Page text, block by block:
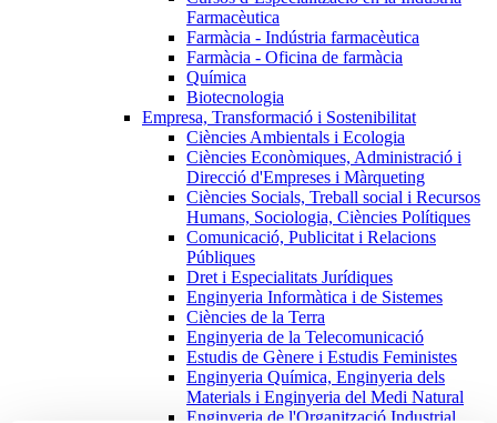
Farmacèutica
Farmàcia - Indústria farmacèutica
Farmàcia - Oficina de farmàcia
Química
Biotecnologia
Empresa, Transformació i Sostenibilitat
Ciències Ambientals i Ecologia
Ciències Econòmiques, Administració i
Direcció d'Empreses i Màrqueting
Ciències Socials, Treball social i Recursos
Humans, Sociologia, Ciències Polítiques
Comunicació, Publicitat i Relacions
Públiques
Dret i Especialitats Jurídiques
Enginyeria Informàtica i de Sistemes
Ciències de la Terra
Enginyeria de la Telecomunicació
Estudis de Gènere i Estudis Feministes
Enginyeria Química, Enginyeria dels
Materials i Enginyeria del Medi Natural
Enginyeria de l'Organització Industrial